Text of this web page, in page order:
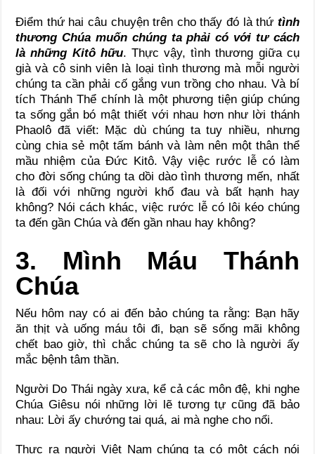
Điểm thứ hai câu chuyện trên cho thấy đó là thứ tình
thương Chúa muốn chúng ta phải có với tư cách
là những Kitô hữu. Thực vậy, tình thương giữa cụ
già và cô sinh viên là loại tình thương mà mỗi người
chúng ta cần phải cố gắng vun trồng cho nhau. Và bí
tích Thánh Thể chính là một phương tiện giúp chúng
ta sống gắn bó mật thiết với nhau hơn như lời thánh
Phaolô đã viết: Mặc dù chúng ta tuy nhiều, nhưng
cùng chia sẻ một tấm bánh và làm nên một thân thể
mầu nhiệm của Đức Kitô. Vậy việc rước lễ có làm
cho đời sống chúng ta dồi dào tình thương mến, nhất
là đối với những người khổ đau và bất hạnh hay
không? Nói cách khác, việc rước lễ có lôi kéo chúng
ta đến gần Chúa và đến gần nhau hay không?
3. Mình Máu Thánh
Chúa
Nếu hôm nay có ai đến bảo chúng ta rằng: Bạn hãy
ăn thịt và uống máu tôi đi, bạn sẽ sống mãi không
chết bao giờ, thì chắc chúng ta sẽ cho là người ấy
mắc bệnh tâm thần.
Người Do Thái ngày xưa, kể cả các môn đệ, khi nghe
Chúa Giêsu nói những lời lẽ tương tự cũng đã bảo
nhau: Lời ấy chướng tai quá, ai mà nghe cho nổi.
Thực ra người Việt Nam chúng ta có một cách nói